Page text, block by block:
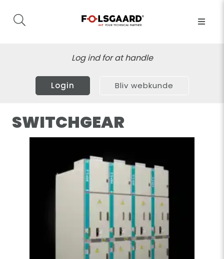
Log ind for at handle
Login Bliv webkunde
SWITCHGEAR